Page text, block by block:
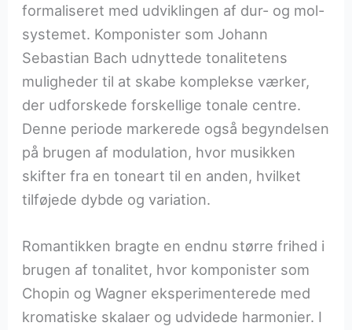
formaliseret med udviklingen af dur- og mol-
systemet. Komponister som Johann
Sebastian Bach udnyttede tonalitetens
muligheder til at skabe komplekse værker,
der udforskede forskellige tonale centre.
Denne periode markerede også begyndelsen
på brugen af modulation, hvor musikken
skifter fra en toneart til en anden, hvilket
tilføjede dybde og variation.
Romantikken bragte en endnu større frihed i
brugen af tonalitet, hvor komponister som
Chopin og Wagner eksperimenterede med
kromatiske skalaer og udvidede harmonier. I